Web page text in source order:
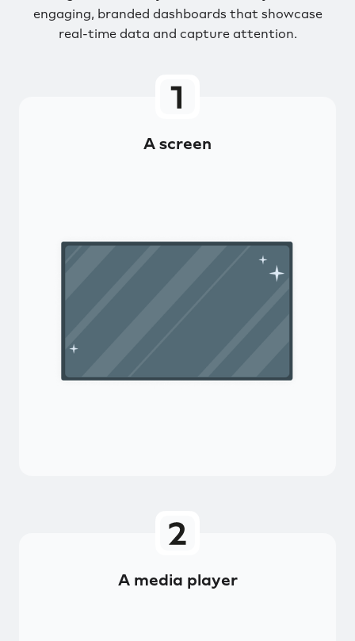
engaging, branded dashboards that showcase
real-time data and capture attention.
A screen
A media player